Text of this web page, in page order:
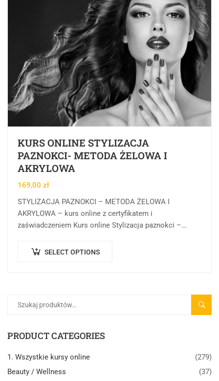
KURS ONLINE STYLIZACJA
PAZNOKCI- METODA ŻELOWA I
AKRYLOWA
169,00 zł
STYLIZACJA PAZNOKCI – METODA ŻELOWA I
AKRYLOWA – kurs online z certyfikatem i
zaświadczeniem Kurs online Stylizacja paznokci –
to forma…SELECT OPTIONS
PRODUCT CATEGORIES
1. Wszystkie kursy online
(279)
Beauty / Wellness
(37)